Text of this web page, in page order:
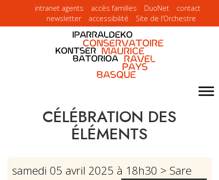
intranet agents accès familles DuoNet
contact
newsletter
accessibilité Site de l’Orchestre
CÉLÉBRATION DES
ÉLÉMENTS
samedi 05 avril 2025 à 18h30 > Sare